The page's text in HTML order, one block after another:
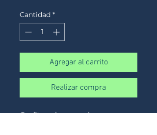
Cantidad *
Agregar al carrito
Realizar compra
Grafito sobre papel